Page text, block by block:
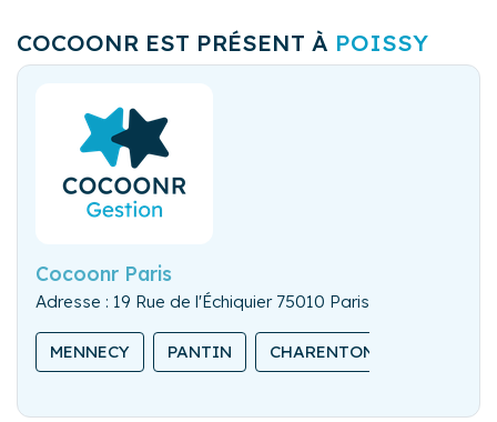
COCOONR EST PRÉSENT À POISSY
Cocoonr Paris
Adresse : 19 Rue de l'Échiquier 75010 Paris
MENNECY PANTIN CHARENTON-LE-PONT